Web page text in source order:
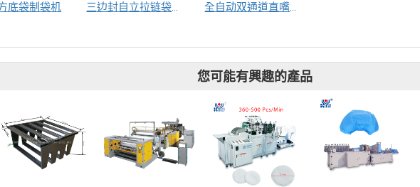
底袋制袋机 三边封自立拉链袋， 连底自立袋制袋机 全自动双通道直嘴焊嘴机
您可能有興趣的產品